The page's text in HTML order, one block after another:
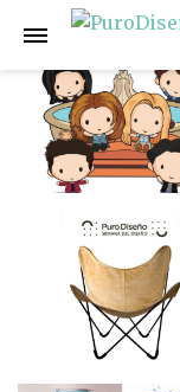
Anterior Siguiente